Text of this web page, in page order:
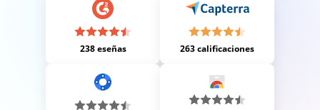
238 eseñas 263 calificaciones